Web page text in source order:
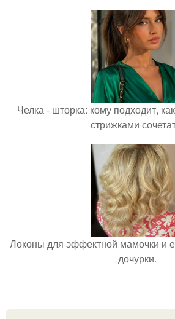
Челка - шторка: кому подходит,
стрижками
Локоны для эффектной мамочки и
дочурки.